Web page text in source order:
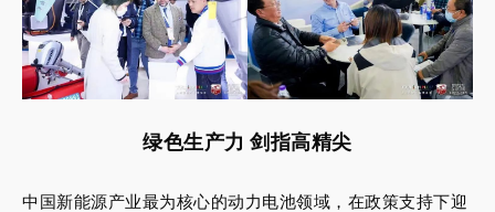
绿色生产力 剑指高精尖
中国新能源产业最为核心的动力电池领域，在政策支持下迎